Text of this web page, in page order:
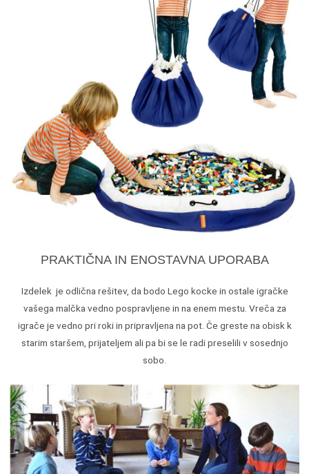
PRAKTIČNA IN ENOSTAVNA UPORABA
Izdelek je odlična rešitev, da bodo Lego kocke in ostale igračke
vašega malčka vedno pospravljene in na enem mestu. Vreča za
igrače je vedno pri roki in pripravljena na pot. Če greste na obisk k
starim staršem, prijateljem ali pa bi se le radi preselili v sosednjo
sobo.